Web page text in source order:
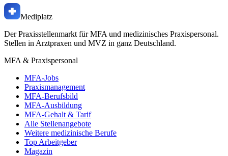
Mediplatz
Der Praxisstellenmarkt für MFA und medizinisches Praxispersonal.
Stellen in Arztpraxen und MVZ in ganz Deutschland.
MFA & Praxispersonal
MFA-Jobs
Praxismanagement
MFA-Berufsbild
MFA-Ausbildung
MFA-Gehalt & Tarif
Alle Stellenangebote
Weitere medizinische Berufe
Top Arbeitgeber
Magazin